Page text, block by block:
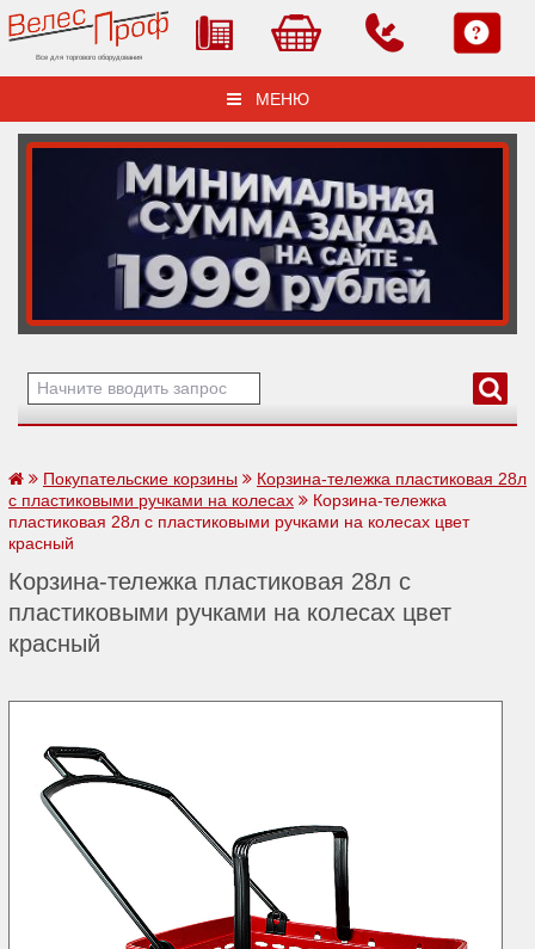
Все для торгового оборудования
МЕНЮ
Покупательские корзины
Корзина-тележка пластиковая 28л
с пластиковыми ручками на колесах
Корзина-тележка
пластиковая 28л с пластиковыми ручками на колесах цвет
красный
Корзина-тележка пластиковая 28л с
пластиковыми ручками на колесах цвет
красный